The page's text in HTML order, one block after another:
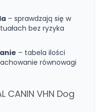
– sprawdzają się w
bez ryzyka
– tabela ilości
równowagi
CANIN VHN Dog